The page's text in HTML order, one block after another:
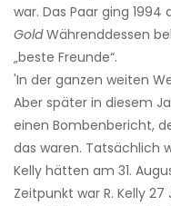
war. Das Paar ging
GoldWährenddessen
„beste Freunde“.
'In der ganzen weiten
Aber später in diesem
einen Bombenbericht,
das waren. Tatsächlich
Kelly hätten am 31.
Zeitpunkt war R. Kelly